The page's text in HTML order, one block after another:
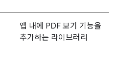
앱 내에 PDF 보기 기능을
추가하는 라이브러리